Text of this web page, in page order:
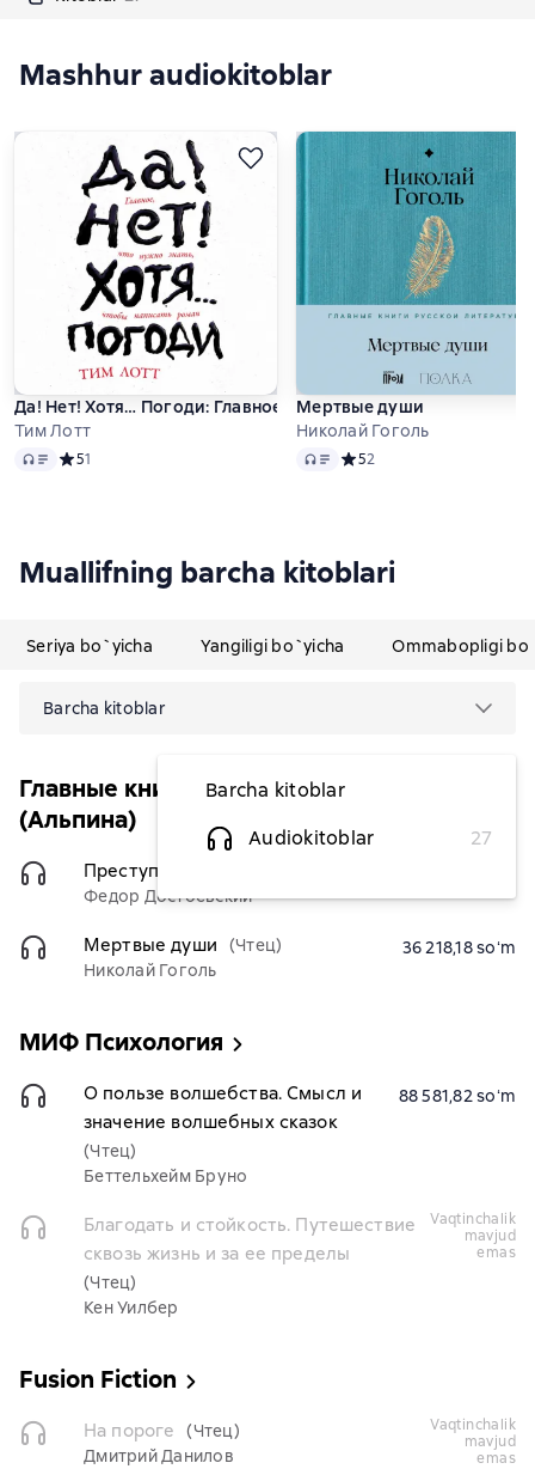
Mashhur audiokitoblar
Да! Нет! Хотя… Погоди: Главное, что нужно знать, чтобы
Тим Лотт
Audio Средний рейтинг 5 на основе 1 оценок
51
Мертвые души
Николай Гоголь
Audio Средний рейтинг 5 на
52
Muallifning barcha kitoblari
Seriya bo`yicha Yangiligi bo`yicha Ommabopligi
Barcha kitoblar
Barcha kitoblar
Audiokitoblar
27
Главные книги русской литературы
(Альпина)
Преступление и наказание
Федор Достоевский
Мертвые души
(Чтец)
Николай Гоголь
36 218,18 soʻm
МИФ Психология
О пользе волшебства. Смысл и
значение волшебных сказок
(Чтец)
Беттельхейм Бруно
88 581,82 soʻm
Благодать и стойкость. Путешествие
сквозь жизнь и за ее пределы
(Чтец)
Кен Уилбер
vaqtinchalik
mavjud
emas
Fusion Fiction
На пороге
(Чтец)
Дмитрий Данилов
vaqtinchalik
mavjud
emas